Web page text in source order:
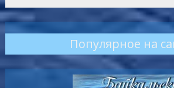
Популярное на